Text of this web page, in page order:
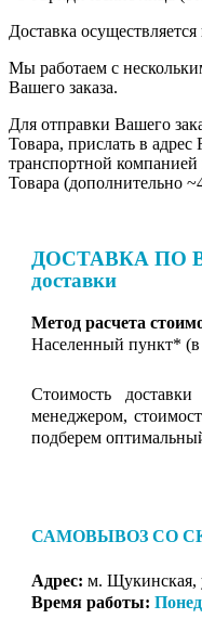
Доставка
Мы работаем с
Вашего заказа.
Для отправки Вашего
Товара, прислать в адрес
транспортной
Товара (дополнительно
ДОСТАВКА ПО
доставки
Метод расчета
Населенный пункт* (в
Стоимость
менеджером,
подберем
САМОВЫВОЗ СО
Адрес: м. Щукинская,
Время работы: